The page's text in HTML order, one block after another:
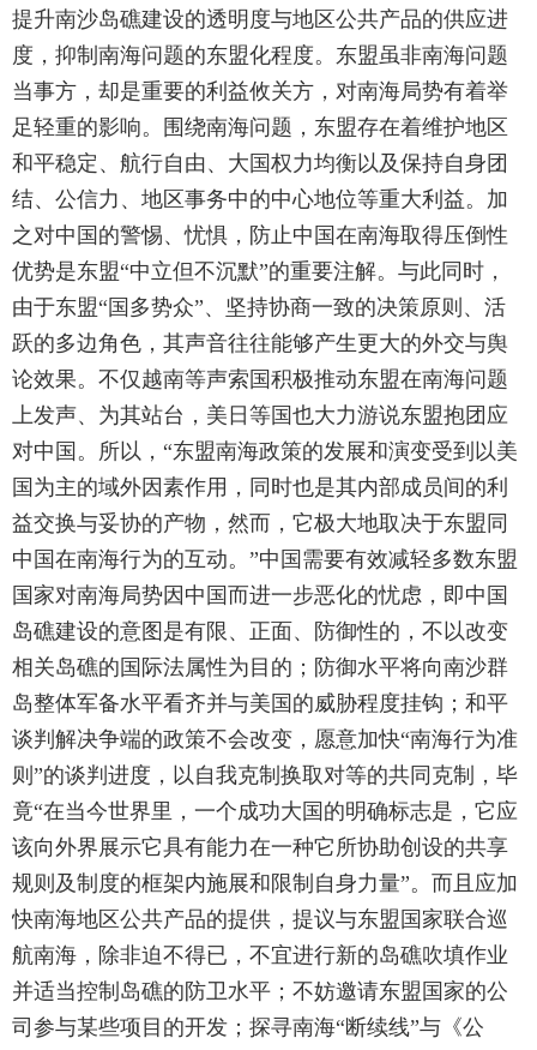
提升南沙岛礁建设的透明度与地区公共产品的供应进
度，抑制南海问题的东盟化程度。东盟虽非南海问题
当事方，却是重要的利益攸关方，对南海局势有着举
足轻重的影响。围绕南海问题，东盟存在着维护地区
和平稳定、航行自由、大国权力均衡以及保持自身团
结、公信力、地区事务中的中心地位等重大利益。加
之对中国的警惕、忧惧，防止中国在南海取得压倒性
优势是东盟“中立但不沉默”的重要注解。与此同时，
由于东盟“国多势众”、坚持协商一致的决策原则、活
跃的多边角色，其声音往往能够产生更大的外交与舆
论效果。不仅越南等声索国积极推动东盟在南海问题
上发声、为其站台，美日等国也大力游说东盟抱团应
对中国。所以，“东盟南海政策的发展和演变受到以美
国为主的域外因素作用，同时也是其内部成员间的利
益交换与妥协的产物，然而，它极大地取决于东盟同
中国在南海行为的互动。”中国需要有效减轻多数东盟
国家对南海局势因中国而进一步恶化的忧虑，即中国
岛礁建设的意图是有限、正面、防御性的，不以改变
相关岛礁的国际法属性为目的；防御水平将向南沙群
岛整体军备水平看齐并与美国的威胁程度挂钩；和平
谈判解决争端的政策不会改变，愿意加快“南海行为准
则”的谈判进度，以自我克制换取对等的共同克制，毕
竟“在当今世界里，一个成功大国的明确标志是，它应
该向外界展示它具有能力在一种它所协助创设的共享
规则及制度的框架内施展和限制自身力量”。而且应加
快南海地区公共产品的提供，提议与东盟国家联合巡
航南海，除非迫不得已，不宜进行新的岛礁吹填作业
并适当控制岛礁的防卫水平；不妨邀请东盟国家的公
司参与某些项目的开发；探寻南海“断续线”与《公